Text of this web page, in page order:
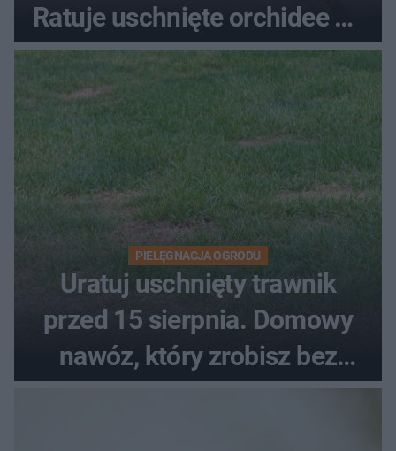
Ratuje uschnięte orchidee po
upałach
PIELĘGNACJA OGRODU
Uratuj uschnięty trawnik
przed 15 sierpnia. Domowy
nawóz, który zrobisz bez
wydawania pieniędzy